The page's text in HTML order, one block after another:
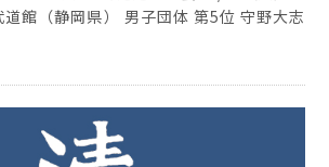
館（静岡県） 男子団体 第5位 守野大志